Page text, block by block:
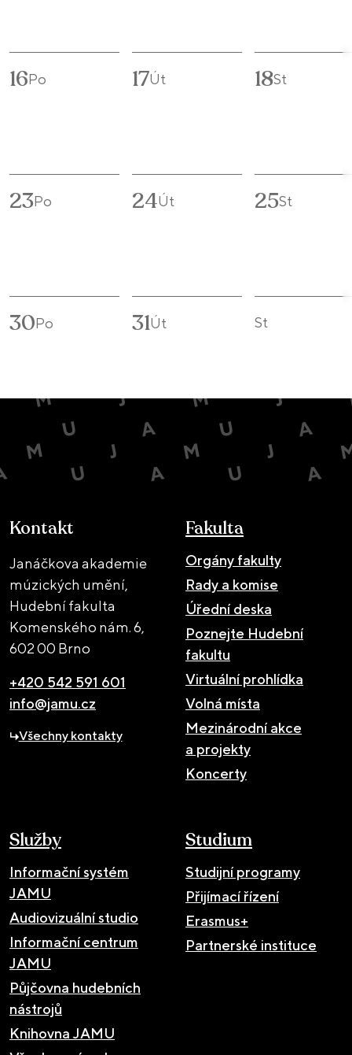
16Po 17Út 18St
23Po 24Út 25St
30Po 31Út St
Kontakt
Janáčkova akademie
múzických umění,
Hudební fakulta
Komenského nám. 6,
602 00 Brno
+420 542 591 601
info@jamu.cz
Všechny kontakty
Fakulta
Orgány fakulty
Rady a komise
Úřední deska
Poznejte Hudební
fakultu
Virtuální prohlídka
Volná místa
Mezinárodní akce
a projekty
Koncerty
Služby
Informační systém
JAMU
Audiovizuální studio
Informační centrum
JAMU
Půjčovna hudebních
nástrojů
Knihovna JAMU
Studium
Studijní programy
Přijímací řízení
Erasmus+
Partnerské instituce